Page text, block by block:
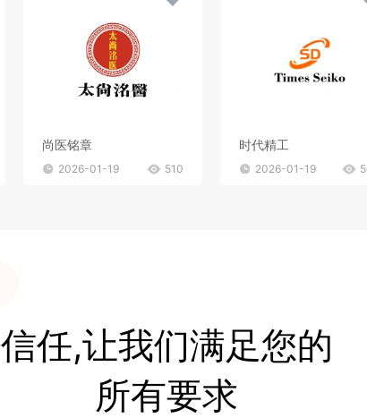
尚医铭章
2026-01-19 510
时代精工
2026-01-19
信任,让我们满足您的
所有要求